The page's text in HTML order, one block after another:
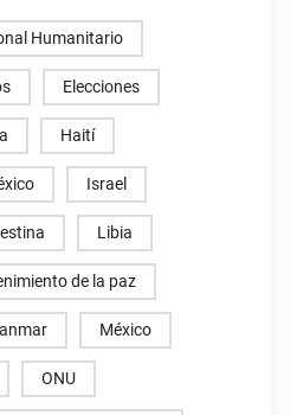
Humanitario
Elecciones
Haití
Israel
Libia
de la paz
México
ONU